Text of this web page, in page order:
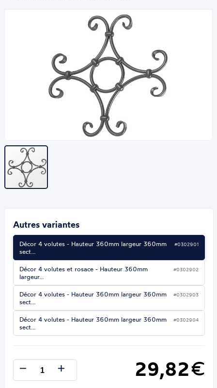
Autres variantes
Décor 4 volutes - Hauteur 360mm largeur 360mm
sect…
#0302901
Décor 4 volutes et rosace - Hauteur 360mm
largeur…
#0302902
Décor 4 volutes - Hauteur 360mm largeur 360mm
sect…
#0302903
Décor 4 volutes - Hauteur 360mm largeur 360mm
sect…
#0302904
29,82€